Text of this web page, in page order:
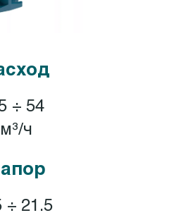
÷ 54
м³/ч
÷ 21.5